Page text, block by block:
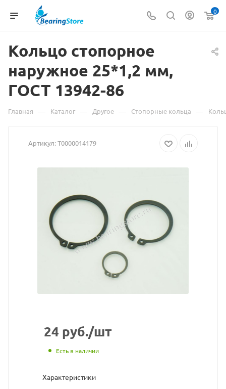
0
Кольцо стопорное
наружное 25*1,2 мм,
ГОСТ Материал
о
Кольцо
стопорное
наружное
25*1,2
мм,
ГОСТ
13942-
с
сайта
13942-86
Главная — Каталог — Другое — Стопорные кольца —
Артикул:Т0000014179
24 руб./шт
Есть в наличии
Характеристики